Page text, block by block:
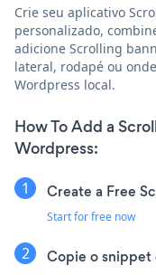
Crie seu aplicativo
personalizado,
adicione Scrolling
lateral, rodapé ou
Wordpress local.
How To Add a
Wordpress:
Create a Free
Start for free now
Copie o snippet